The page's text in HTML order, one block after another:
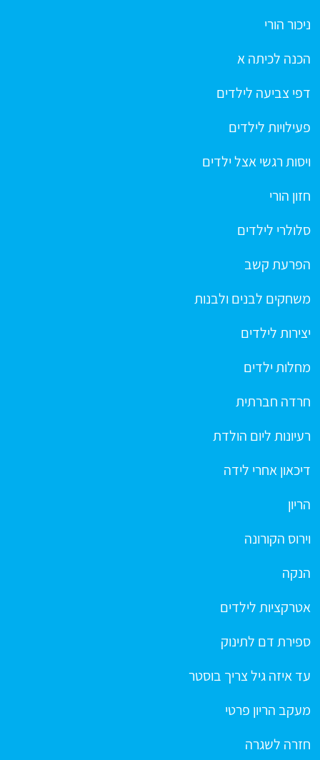
ניכור הורי
הכנה לכיתה א
דפי צביעה לילדים
פעילויות לילדים
ויסות רגשי אצל ילדים
חזון הורי
סלולרי לילדים
הפרעת קשב
משחקים לבנים ולבנות
יצירות לילדים
מחלות ילדים
חרדה חברתית
רעיונות ליום הולדת
דיכאון אחרי לידה
הריון
וירוס הקורונה
הנקה
אטרקציות לילדים
ספירת דם לתינוק
עד איזה גיל צריך בוסטר
מעקב הריון פרטי
חזרה לשגרה